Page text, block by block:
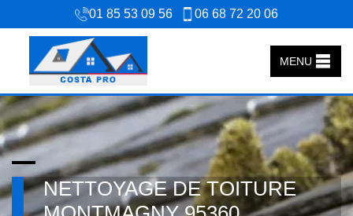
01 85 53 09 56 06 68 72 20 06
MENU
NETTOYAGE DE TOITURE